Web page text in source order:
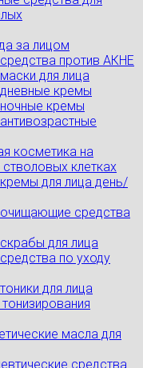
за лицом
против АКНЕ
для лица
кремы
кремы
косметика на
стволовых клетках
для лица день/
средства
для лица
по уходу
для лица
масла для
средства